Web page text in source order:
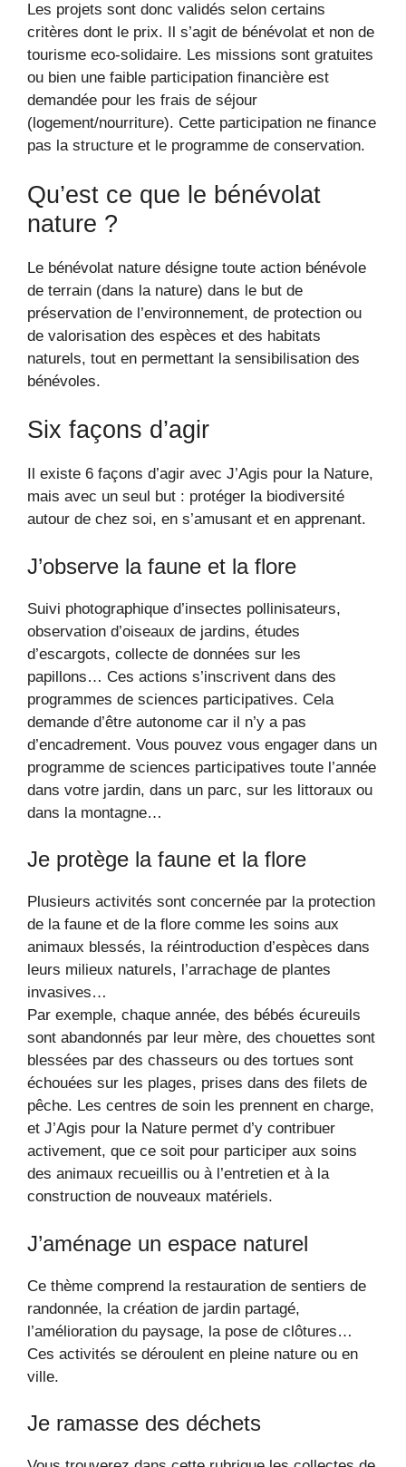
Les projets sont donc validés selon certains
critères dont le prix. Il s’agit de bénévolat et non de
tourisme eco-solidaire. Les missions sont gratuites
ou bien une faible participation financière est
demandée pour les frais de séjour
(logement/nourriture). Cette participation ne finance
pas la structure et le programme de conservation.
Qu’est ce que le bénévolat
nature ?
Le bénévolat nature désigne toute action bénévole
de terrain (dans la nature) dans le but de
préservation de l’environnement, de protection ou
de valorisation des espèces et des habitats
naturels, tout en permettant la sensibilisation des
bénévoles.
Six façons d’agir
Il existe 6 façons d’agir avec J’Agis pour la Nature,
mais avec un seul but : protéger la biodiversité
autour de chez soi, en s’amusant et en apprenant.
J’observe la faune et la flore
Suivi photographique d’insectes pollinisateurs,
observation d’oiseaux de jardins, études
d’escargots, collecte de données sur les
papillons… Ces actions s’inscrivent dans des
programmes de sciences participatives. Cela
demande d’être autonome car il n’y a pas
d’encadrement. Vous pouvez vous engager dans un
programme de sciences participatives toute l’année
dans votre jardin, dans un parc, sur les littoraux ou
dans la montagne…
Je protège la faune et la flore
Plusieurs activités sont concernée par la protection
de la faune et de la flore comme les soins aux
animaux blessés, la réintroduction d’espèces dans
leurs milieux naturels, l’arrachage de plantes
invasives…
Par exemple, chaque année, des bébés écureuils
sont abandonnés par leur mère, des chouettes sont
blessées par des chasseurs ou des tortues sont
échouées sur les plages, prises dans des filets de
pêche. Les centres de soin les prennent en charge,
et J’Agis pour la Nature permet d’y contribuer
activement, que ce soit pour participer aux soins
des animaux recueillis ou à l’entretien et à la
construction de nouveaux matériels.
J’aménage un espace naturel
Ce thème comprend la restauration de sentiers de
randonnée, la création de jardin partagé,
l’amélioration du paysage, la pose de clôtures…
Ces activités se déroulent en pleine nature ou en
ville.
Je ramasse des déchets